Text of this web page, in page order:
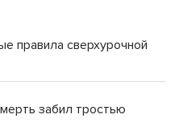
правила сверхурочной
забил тростью